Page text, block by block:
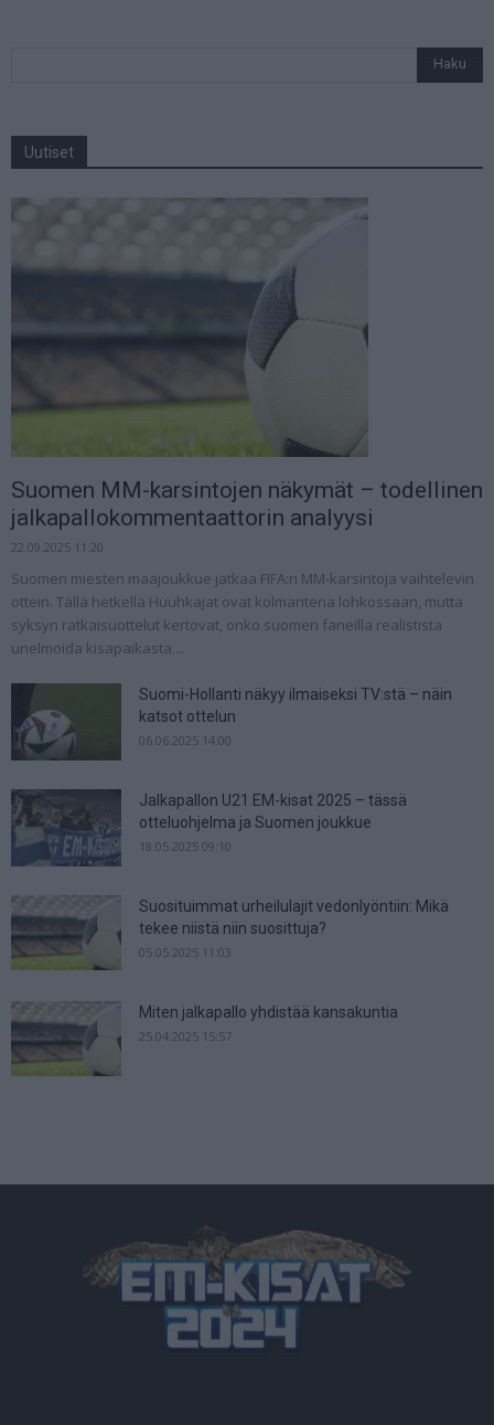
Uutiset
Suomen MM-karsintojen näkymät – todellinen
jalkapallokommentaattorin analyysi
22.09.2025 11:20
Suomen miesten maajoukkue jatkaa FIFA:n MM-karsintoja vaihtelevin
ottein. Tällä hetkellä Huuhkajat ovat kolmantena lohkossaan, mutta
syksyn ratkaisuottelut kertovat, onko suomen faneilla realistista
unelmoida kisapaikasta....
Suomi-Hollanti näkyy ilmaiseksi TV:stä – näin
katsot ottelun
06.06.2025 14:00
Jalkapallon U21 EM-kisat 2025 – tässä
otteluohjelma ja Suomen joukkue
18.05.2025 09:10
Suosituimmat urheilulajit vedonlyöntiin: Mikä
tekee niistä niin suosittuja?
05.05.2025 11:03
Miten jalkapallo yhdistää kansakuntia
25.04.2025 15:57